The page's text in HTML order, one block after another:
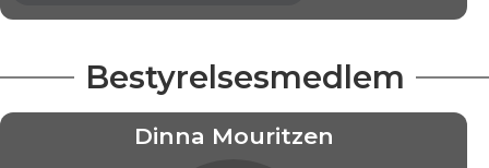
Bestyrelsesmedlem
Dinna Mouritzen